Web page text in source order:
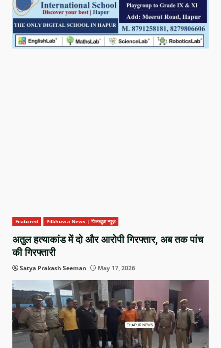
Featured Pilkhuwa News | पिलखुवा न्यूज़
अतुल हत्याकांड में दो और आरोपी गिरफ्तार, अब तक पांच
की गिरफ्तारी
Satya Prakash Seeman May 17, 2026